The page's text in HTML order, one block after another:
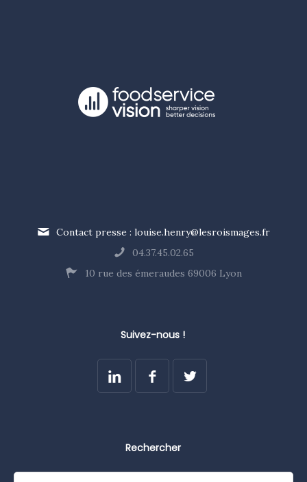
Contact presse : louise.henry@lesroismages.fr
04.37.45.02.65
10 rue des émeraudes 69006 Lyon
Suivez-nous !
Rechercher